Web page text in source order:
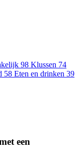
98 Klussen 74
58 Eten en drinken 39
een